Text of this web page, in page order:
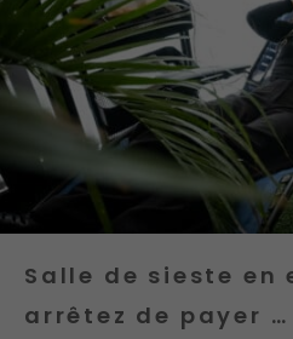
Salle de sieste en
arrêtez de payer …